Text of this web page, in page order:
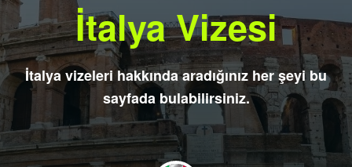
İtalya Vizesi
İtalya vizeleri hakkında aradığınız her şeyi bu
sayfada bulabilirsiniz.